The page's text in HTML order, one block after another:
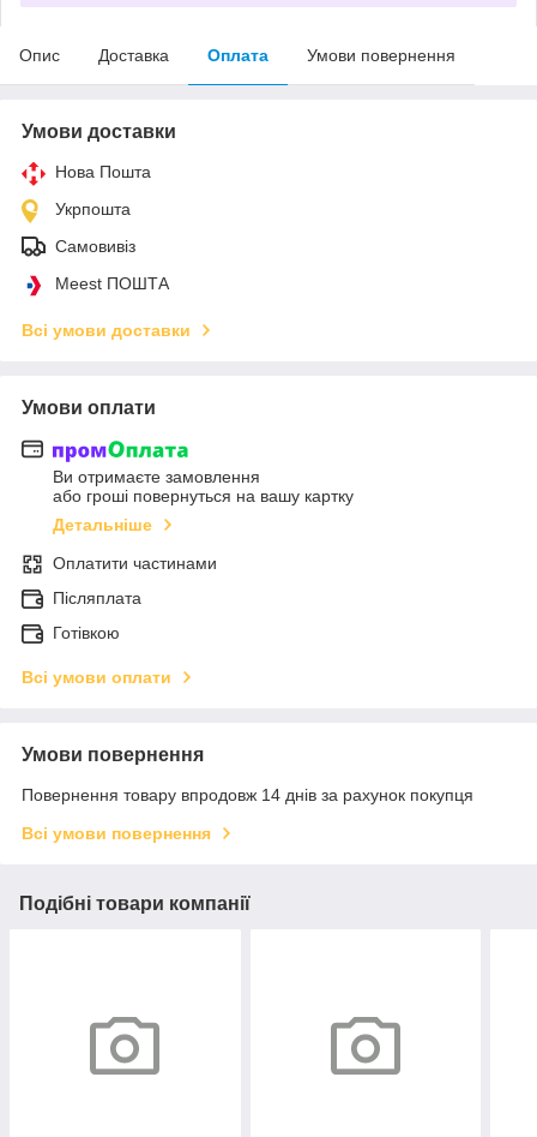
Опис Доставка Оплата Умови повернення
Умови доставки
Нова Пошта
Укрпошта
Самовивіз
Meest ПОШТА
Всі умови доставки
Умови оплати
Ви отримаєте замовлення
або гроші повернуться на вашу картку
Детальніше
Оплатити частинами
Післяплата
Готівкою
Всі умови оплати
Умови повернення
Повернення товару впродовж 14 днів за рахунок покупця
Всі умови повернення
Подібні товари компанії